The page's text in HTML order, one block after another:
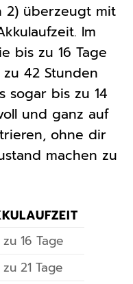
2) überzeugt mit
Im
bis zu 16 Tage
42 Stunden
sogar bis zu 14
und ganz auf
ohne dir
machen zu
zu 16 Tage
zu 21 Tage